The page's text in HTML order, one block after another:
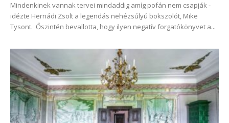
Mindenkinek vannak tervei mindaddig amíg pofán nem csapják -
idézte Hernádi Zsolt a legendás nehézsúlyú bokszolót, Mike
Tysont. Őszintén bevallotta, hogy ilyen negatív forgatókönyvet a...